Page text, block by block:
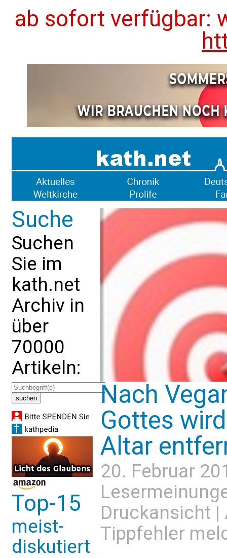
ab sofort verfügbar:
Suche
Suchen
Sie im
kath.net
Archiv in
über
70000
Artikeln:
Top-15
meist-
diskutiert
Nach
Gottes
Altar
20. Februar
Druckansicht |
Tippfehler